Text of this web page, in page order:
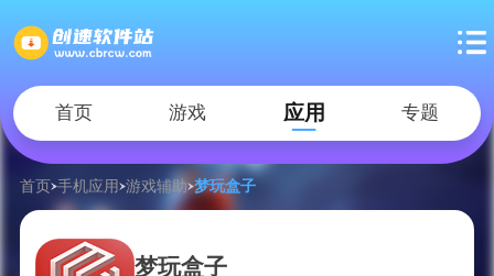
首页 游戏 应用 专题
首页 手机应用 游戏辅助 梦玩盒子
梦玩盒子